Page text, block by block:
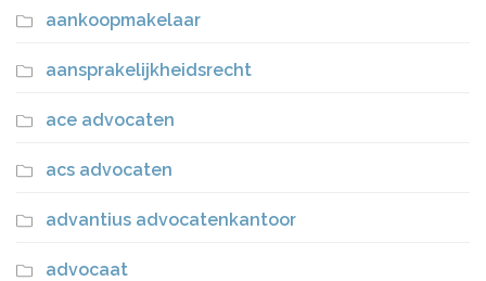
aankoopmakelaar
aansprakelijkheidsrecht
ace advocaten
acs advocaten
advantius advocatenkantoor
advocaat